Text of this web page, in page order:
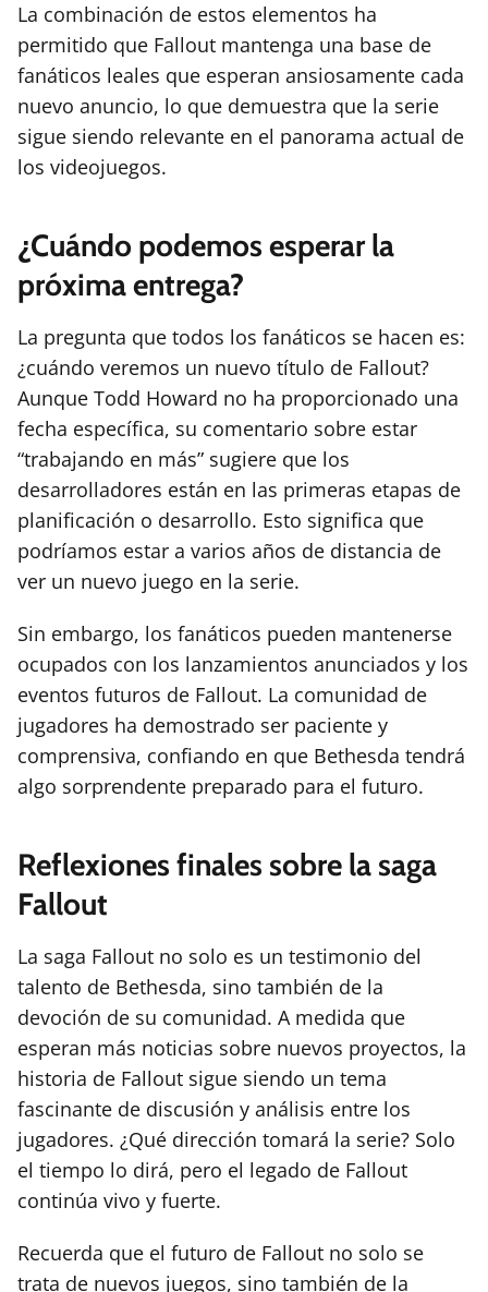
La combinación de estos elementos ha
permitido que Fallout mantenga una base de
fanáticos leales que esperan ansiosamente cada
nuevo anuncio, lo que demuestra que la serie
sigue siendo relevante en el panorama actual de
los videojuegos.
¿Cuándo podemos esperar la
próxima entrega?
La pregunta que todos los fanáticos se hacen es:
¿cuándo veremos un nuevo título de Fallout?
Aunque Todd Howard no ha proporcionado una
fecha específica, su comentario sobre estar
“trabajando en más” sugiere que los
desarrolladores están en las primeras etapas de
planificación o desarrollo. Esto significa que
podríamos estar a varios años de distancia de
ver un nuevo juego en la serie.
Sin embargo, los fanáticos pueden mantenerse
ocupados con los lanzamientos anunciados y los
eventos futuros de Fallout. La comunidad de
jugadores ha demostrado ser paciente y
comprensiva, confiando en que Bethesda tendrá
algo sorprendente preparado para el futuro.
Reflexiones finales sobre la saga
Fallout
La saga Fallout no solo es un testimonio del
talento de Bethesda, sino también de la
devoción de su comunidad. A medida que
esperan más noticias sobre nuevos proyectos, la
historia de Fallout sigue siendo un tema
fascinante de discusión y análisis entre los
jugadores. ¿Qué dirección tomará la serie? Solo
el tiempo lo dirá, pero el legado de Fallout
continúa vivo y fuerte.
Recuerda que el futuro de Fallout no solo se
trata de nuevos juegos, sino también de la